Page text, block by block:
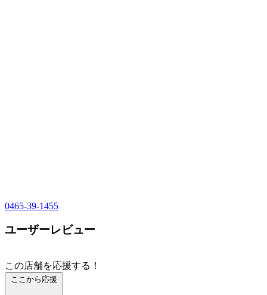
0465-39-1455
ユーザーレビュー
この店舗を応援する！
ここから応援